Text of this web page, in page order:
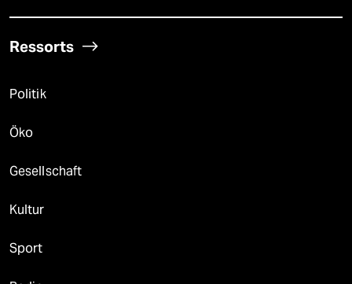
Ressorts
Politik
Öko
Gesellschaft
Kultur
Sport